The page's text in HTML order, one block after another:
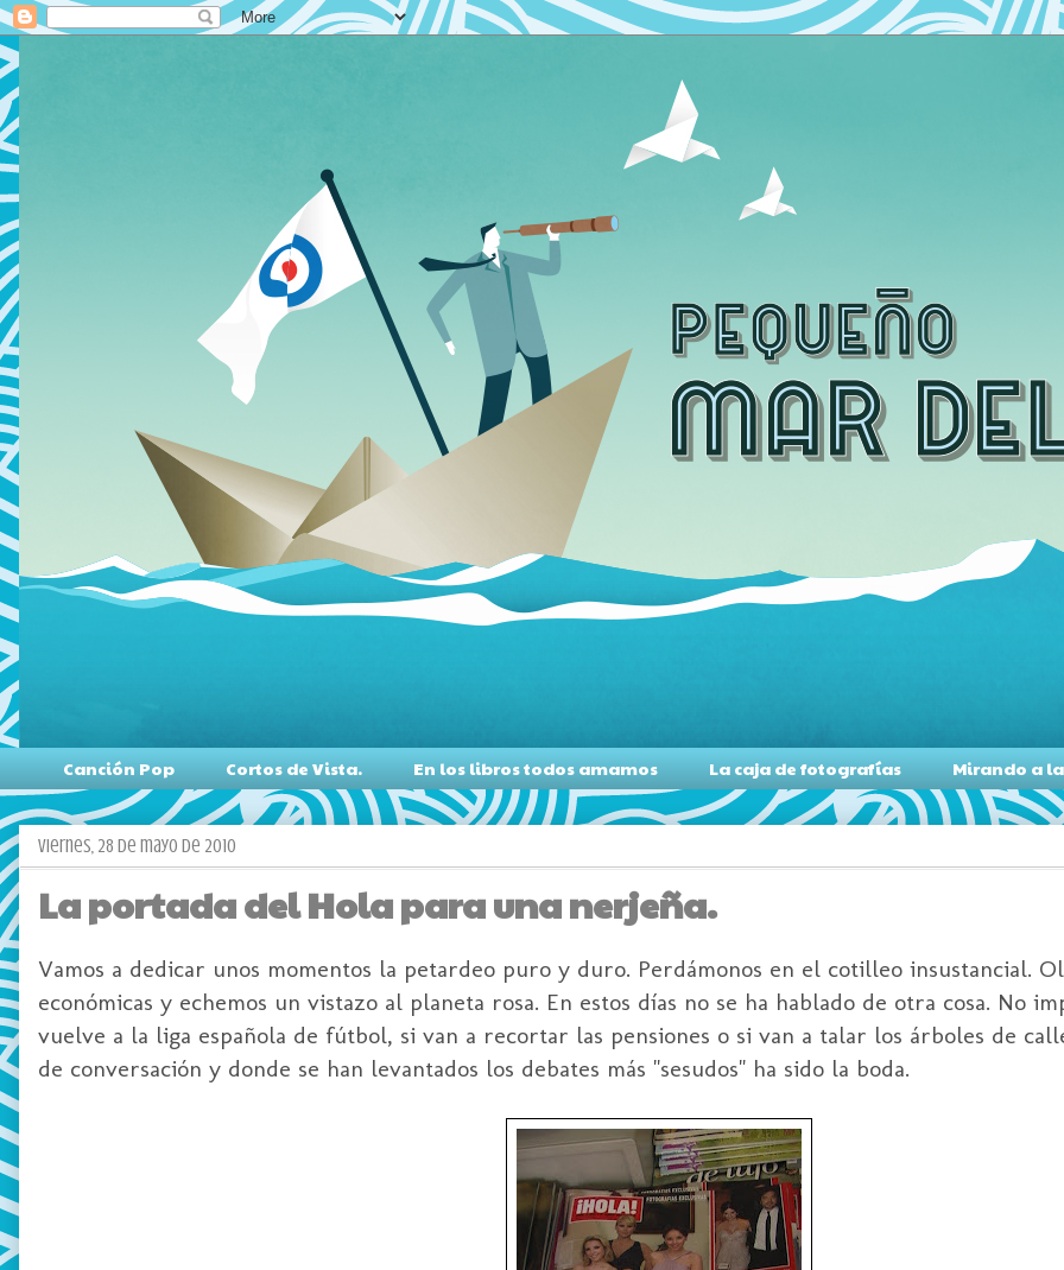
Canción Pop Cortos de Vista. En los libros todos amamos La caja de fotografías Mirando a
viernes, 28 de mayo de 2010
La portada del Hola para una nerjeña.
Vamos a dedicar unos momentos la petardeo puro y duro. Perdámonos en el cotilleo insustancial.
económicas y echemos un vistazo al planeta rosa. En estos días no se ha hablado de otra cosa. No
vuelve a la liga española de fútbol, si van a recortar las pensiones o si van a talar los árboles de
de conversación y donde se han levantados los debates más "sesudos" ha sido la boda.